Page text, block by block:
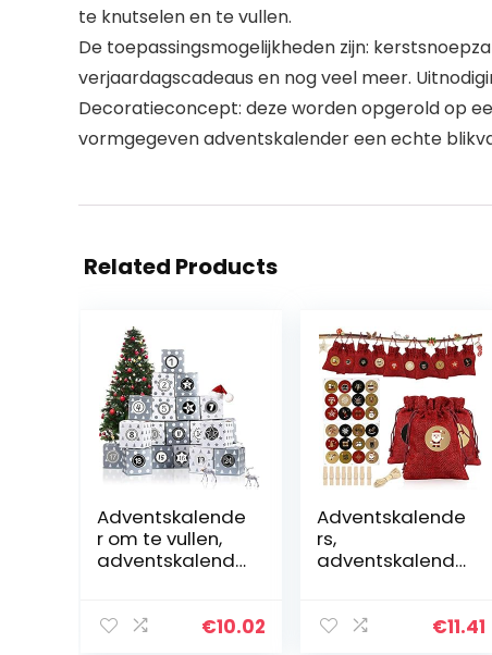
te knutselen en te vullen.
De toepassingsmogelijkheden zijn:
verjaardagscadeaus en nog veel meer.
Decoratieconcept: deze worden opgerold op
vormgegeven adventskalender een echte
Related Products
Adventskalende
r om te vullen,
adventskalende
rdozen, 1-24€10.02
Adventskalende
rs,
adventskalende
adventskalende
€11.41